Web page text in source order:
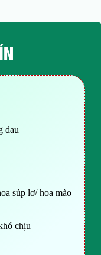
đau
súp lơ/ hoa mào
chịu